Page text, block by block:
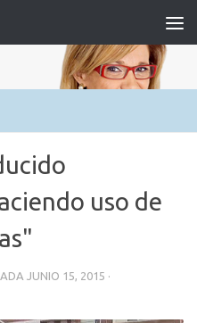
uso de
JUNIO 15, 2015 ·